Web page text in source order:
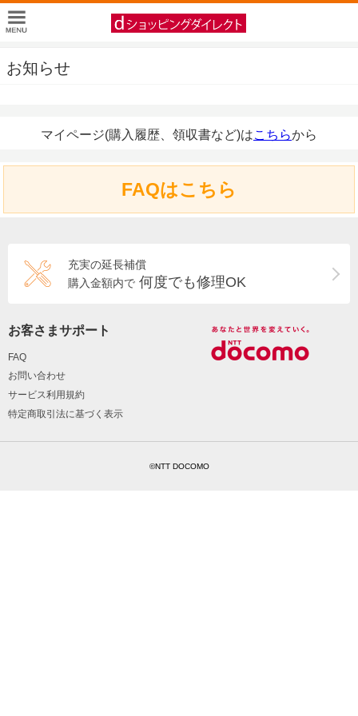
お知らせ
マイページ(購入履歴、領収書など)はこちらから
FAQはこちら
充実の延長補償
購入金額内で 何度でも修理OK
お客さまサポート
FAQ
お問い合わせ
サービス利用規約
特定商取引法に基づく表示
©NTT DOCOMO